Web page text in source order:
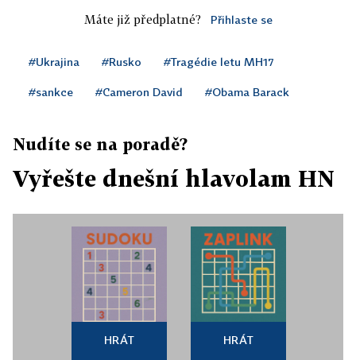
Máte již předplatné? Přihlaste se
#Ukrajina #Rusko #Tragédie letu MH17
#sankce #Cameron David #Obama Barack
Nudíte se na poradě?
Vyřešte dnešní hlavolam HN
HRÁT HRÁT